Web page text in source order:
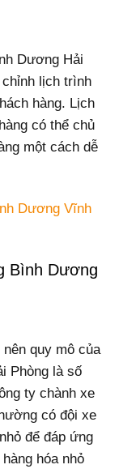
Dương Hải
lịch trình
hàng. Lịch
có thể chủ
một cách dễ
Dương Vĩnh
Bình Dương
quy mô của
Phòng là số
ty chành xe
có đội xe
để đáp ứng
hóa nhỏ